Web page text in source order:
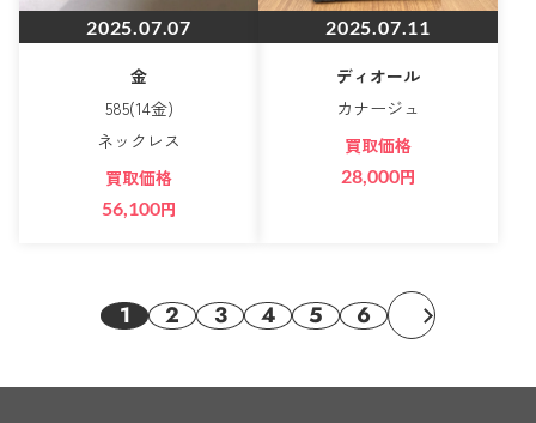
2025.07.07
金
585(14金)
ネックレス
買取価格
56,100円
2025.07.11
ディオール
カナージュ
買取価格
28,000円
1 2 3 4 5 6